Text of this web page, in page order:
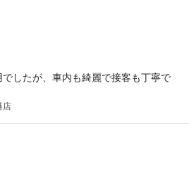
したが、車内も綺麗で接客も丁寧で
店